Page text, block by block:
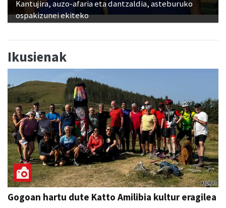
Kantujira, auzo-afaria eta dantzaldia, asteburuko
ospakizunei ekiteko
Ikusienak
Gogoan hartu dute Katto Amilibia kultur eragilea